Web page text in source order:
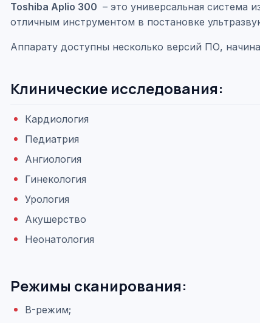
Toshiba Aplio 300 – это универсальная система
отличным инструментом в постановке
Аппарату доступны несколько версий ПО,
Клинические исследования:
Кардиология
Педиатрия
Ангиология
Гинекология
Урология
Акушерство
Неонатология
Режимы сканирования:
B-режим;